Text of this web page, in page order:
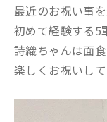
最近のお祝い事
初めて経験する5
詩織ちゃんは面
楽しくお祝いし